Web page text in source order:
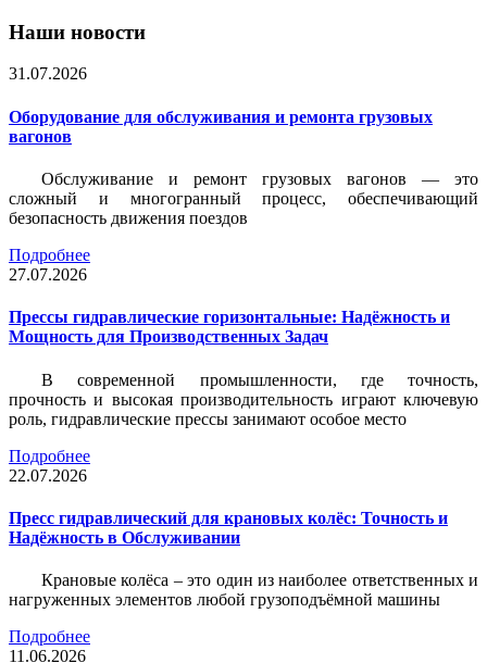
Наши новости
31.07.2026
Оборудование для обслуживания и ремонта грузовых
вагонов
Обслуживание и ремонт грузовых вагонов — это
сложный и многогранный процесс, обеспечивающий
безопасность движения поездов
Подробнее
27.07.2026
Прессы гидравлические горизонтальные: Надёжность и
Мощность для Производственных Задач
В современной промышленности, где точность,
прочность и высокая производительность играют ключевую
роль, гидравлические прессы занимают особое место
Подробнее
22.07.2026
Пресс гидравлический для крановых колёс: Точность и
Надёжность в Обслуживании
Крановые колёса – это один из наиболее ответственных и
нагруженных элементов любой грузоподъёмной машины
Подробнее
11.06.2026